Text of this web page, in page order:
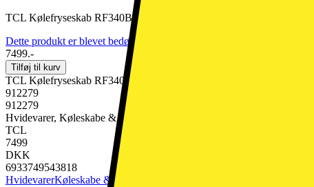
TCL Kølefryseskab RF340BWD0NE (hvid)
Dette produkt er blevet bedømt til 4.9 ud af 5 stjerner.
7499.-
Tilføj til kurv
TCL Kølefryseskab RF340BWD0NE (hvid)
912279
912279
Hvidevarer, Køleskabe & Fryseskabe, Kølefryseskab
TCL
7499
DKK
6933749543818
HvidevarerKøleskabe & Fryseskabe